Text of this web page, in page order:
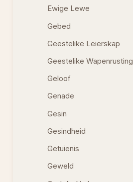
Ewige Lewe
Gebed
Geestelike Leierskap
Geestelike Wapenrusting
Geloof
Genade
Gesin
Gesindheid
Getuienis
Geweld